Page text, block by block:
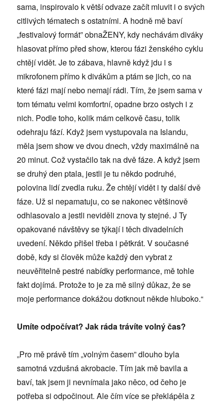
sama, inspirovalo k větší odvaze začít mluvit i o svých
citlivých tématech s ostatními. A hodně mě baví
„festivalový formát” obnaŽENY, kdy nechávám diváky
hlasovat přímo před show, kterou fázi ženského cyklu
chtějí vidět. Je to zábava, hlavně když jdu i s
mikrofonem přímo k divákům a ptám se jich, co na
které fázi mají nebo nemají rádi. Tím, že jsem sama v
tom tématu velmi komfortní, opadne brzo ostych i z
nich. Podle toho, kolik mám celkově času, tolik
odehraju fází. Když jsem vystupovala na Islandu,
měla jsem show ve dvou dnech, vždy maximálně na
20 minut. Což vystačilo tak na dvě fáze. A když jsem
se druhý den ptala, jestli je tu někdo podruhé,
polovina lidí zvedla ruku. Že chtějí vidět i ty další dvě
fáze. Už si nepamatuju, co se nakonec většinově
odhlasovalo a jestli neviděli znova ty stejné. J Ty
opakované návštěvy se týkají i těch divadelních
uvedení. Někdo přišel třeba i pětkrát. V současné
době, kdy si člověk může každý den vybrat z
neuvěřitelně pestré nabídky performance, mě tohle
fakt dojímá. Protože to je za mě silný důkaz, že se
moje performance dokážou dotknout někde hluboko.“
Umíte odpočívat? Jak ráda trávíte volný čas?
„Pro mě právě tím „volným časem” dlouho byla
samotná vzdušná akrobacie. Tím jak mě bavila a
baví, tak jsem ji nevnímala jako něco, od čeho je
potřeba si odpočinout. Ale čím více se překlápěla z